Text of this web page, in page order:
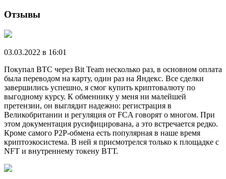
Отзывы
03.03.2022 в 16:01
Покупал ВТС через Bit Team несколько раз, в основном оплата
была переводом на карту, один раз на Яндекс. Все сделки
завершились успешно, я смог купить криптовалюту по
выгодному курсу. К обменнику у меня ни малейшей
претензии, он выглядит надежно: регистрация в
Великобритании и регуляция от FCA говорят о многом. При
этом документация русифицирована, а это встречается редко.
Кроме самого Р2Р-обмена есть популярная в наше время
криптоэкосистема. В ней я присмотрелся только к площадке с
NFT и внутреннему токену ВТТ.